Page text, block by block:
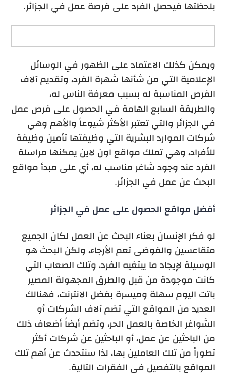
بلحظتها فيحصل الفرد على فرصة عمل في الجزائر.
ويمكن كذلك الاعتماد على الظهور في الوسائل
الإعلامية التي من شأنها شهرة الفرد، وتقديم آلاف
الفرص المناسبة له بسبب معرفة الناس له،
والطريقة السابع الهامة في الحصول على فرص عمل
في الجزائر والتي تعتبر الأكثر شيوعاً والأهم وهي
شركات الموارد البشرية التي وظيفتها تأمين وظيفة
للأفراد، وهي تملك مواقع اون لاين يمكنها مراسلة
الفرد عند وجود شاغر مناسب له، أي على مبدأ مواقع
البحث عن عمل في الجزائر.
أفضل مواقع الحصول على عمل في الجزائر
لو فكر الإنسان بعناء البحث عن العمل لكان الجميع
متقاعسين والفوضى تعم الأرجاء، ولكن البحث هو
الوسيلة لإيجاد ما يبتغيه الفرد، وتلك الصعاب التي
كانت موجودة من قبل والطرق المجهولة المصير
باتت اليوم سهلة وميسرة بفضل الانترنت، فهنالك
العديد من المواقع التي تضم آلاف الشركات أو
الشواغر الخاصة بالعمل الحر، وتضم أيضاً أضعاف ذلك
من الباحثين عن عمل، أو الباحثين عن شركات أكثر
تطوراً من تلك العاملين بها، لذا سنتحدث عن أهم تلك
المواقع بالتفصيل في الفقرات التالية.